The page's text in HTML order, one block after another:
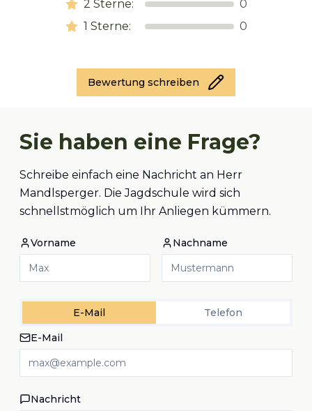
2 Sterne:
0
1 Sterne: 0
Bewertung schreiben
Sie haben eine Frage?
Schreibe einfach eine Nachricht an Herr
Mandlsperger. Die Jagdschule wird sich
schnellstmöglich um Ihr Anliegen kümmern.
Vorname Nachname
E-Mail
Telefon
E-Mail
Nachricht